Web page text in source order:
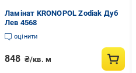
Ламінат KRONOPOL Zodiak Дуб
Лев 4568
оцінити
848 ₴/кв. м